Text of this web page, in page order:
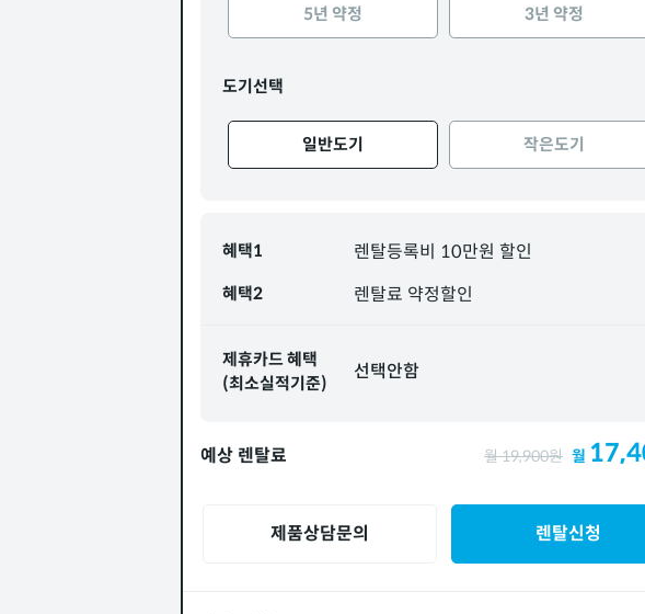
5년 약정 3년 약정
도기선택
일반도기 작은도기
혜택1 렌탈등록비 10만원 할인
혜택2 렌탈료 약정할인
제휴카드 혜택
(최소실적기준)
선택안함
예상 렌탈료 월19,900원 월
제품상담문의 렌탈신청